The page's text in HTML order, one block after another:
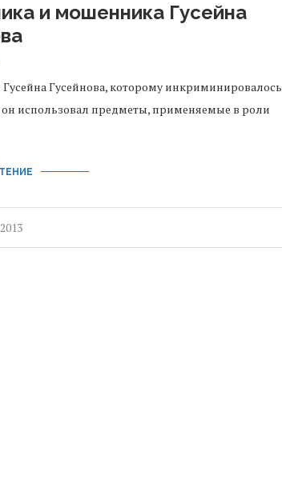
и мошенника Гусейна
Гусейнова, которому инкриминировалось
использовал предметы, применяемые в роли